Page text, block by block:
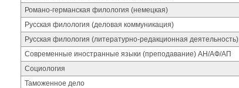
Романо-германская филология (немецкая)
Русская филология (деловая коммуникация)
Русская филология (литературно-редакционная деятельность)
Современные иностранные языки (преподавание) АН/АФ/АП
Социология
Таможенное дело